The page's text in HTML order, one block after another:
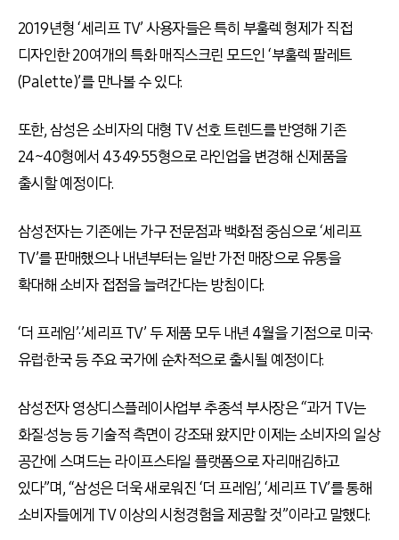
2019년형 ‘세리프 TV’ 사용자들은 특히 부훌렉 형제가 직접
디자인한 20여개의 특화 매직스크린 모드인 ‘부훌렉 팔레트
(Palette)’를 만나볼 수 있다.
또한, 삼성은 소비자의 대형 TV 선호 트렌드를 반영해 기존
24~40형에서 43·49·55형으로 라인업을 변경해 신제품을
출시할 예정이다.
삼성전자는 기존에는 가구 전문점과 백화점 중심으로 ‘세리프
TV’를 판매했으나 내년부터는 일반 가전 매장으로 유통을
확대해 소비자 접점을 늘려간다는 방침이다.
‘더 프레임’·’세리프 TV’ 두 제품 모두 내년 4월을 기점으로 미국·
유럽·한국 등 주요 국가에 순차적으로 출시될 예정이다.
삼성전자 영상디스플레이사업부 추종석 부사장은 “과거 TV는
화질·성능 등 기술적 측면이 강조돼 왔지만 이제는 소비자의 일상
공간에 스며드는 라이프스타일 플랫폼으로 자리매김하고
있다”며, “삼성은 더욱 새로워진 ‘더 프레임’, ‘세리프 TV’를 통해
소비자들에게 TV 이상의 시청경험을 제공할 것”이라고 말했다.